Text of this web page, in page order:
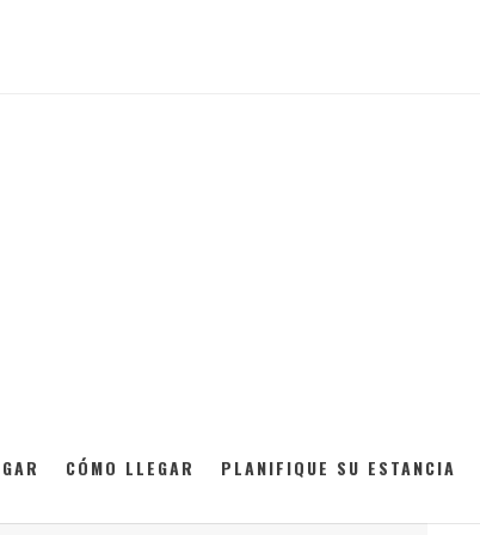
CÓMO LLEGAR PLANIFIQUE SU ESTANCIA